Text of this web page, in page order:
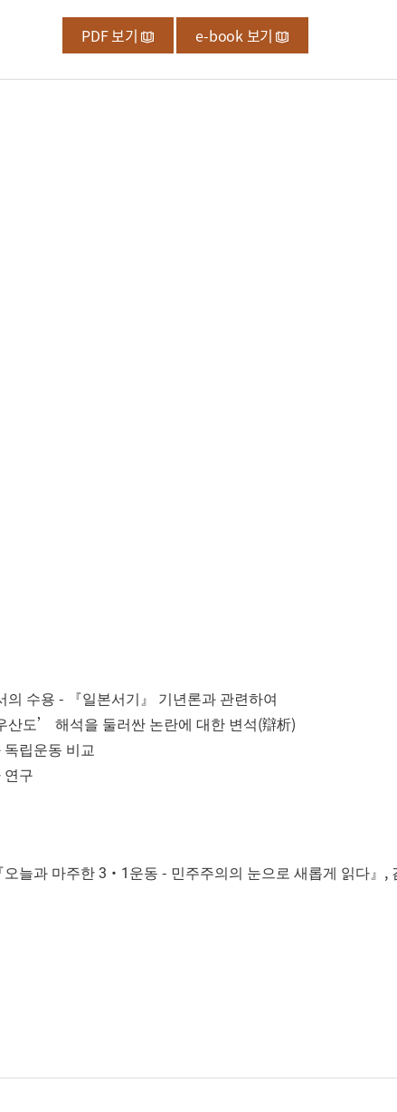
PDF 보기 e-book 보기
의 수용 - 『일본서기 』 기년론과 관련하여
산도’ 해석을 둘러싼 논란에 대한 변석(辯析)
립운동 비교
연구
오늘과 마주한 3·1 운동 - 민주주의의 눈으로 새롭게 읽다 』 ,